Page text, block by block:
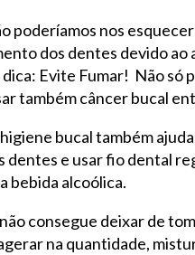
poderíamos nos
dos dentes devido ao
Evite Fumar! Não só
também câncer bucal
bucal também
dentes e usar fio dental
bebida alcoólica.
consegue deixar de
na quantidade,